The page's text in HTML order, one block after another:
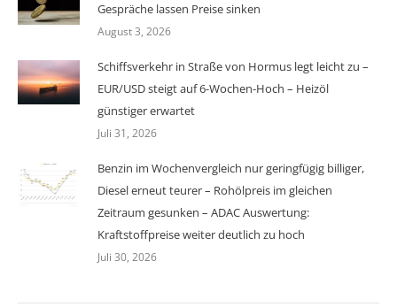
Gespräche lassen Preise sinken
August 3, 2026
Schiffsverkehr in Straße von Hormus legt leicht zu –
EUR/USD steigt auf 6-Wochen-Hoch – Heizöl
günstiger erwartet
Juli 31, 2026
Benzin im Wochenvergleich nur geringfügig billiger,
Diesel erneut teurer – Rohölpreis im gleichen
Zeitraum gesunken – ADAC Auswertung:
Kraftstoffpreise weiter deutlich zu hoch
Juli 30, 2026